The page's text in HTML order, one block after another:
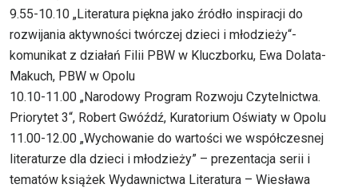
9.55-10.10 „Literatura piękna jako źródło inspiracji do
rozwijania aktywności twórczej dzieci i młodzieży“-
komunikat z działań Filii PBW w Kluczborku, Ewa Dolata-
Makuch, PBW w Opolu
10.10-11.00 „Narodowy Program Rozwoju Czytelnictwa.
Priorytet 3“, Robert Gwóźdź, Kuratorium Oświaty w Opolu
11.00-12.00 „Wychowanie do wartości we współczesnej
literaturze dla dzieci i młodzieży” – prezentacja serii i
tematów książek Wydawnictwa Literatura – Wiesława